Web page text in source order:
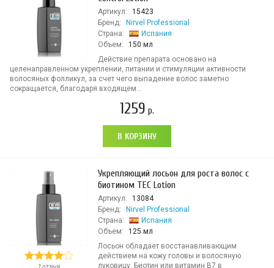
Артикул:
15423
Бренд:
Nirvel Professional
Страна:
Испания
Объем:
150 мл
Действие препарата основано на
целенаправленном укреплении, питании и стимуляции активности
волосяных фолликул, за счет чего выпадение волос заметно
сокращается, благодаря входящем...
1259 р.
В КОРЗИНУ
1 отзыв
Укрепляющий лосьон для роста волос с
биотином TEC Lotion
Артикул:
13084
Бренд:
Nirvel Professional
Страна:
Испания
Объем:
125 мл
Лосьон обладает восстанавливающим
действием на кожу головы и волосяную
луковицу. Биотин или витамин B7 в